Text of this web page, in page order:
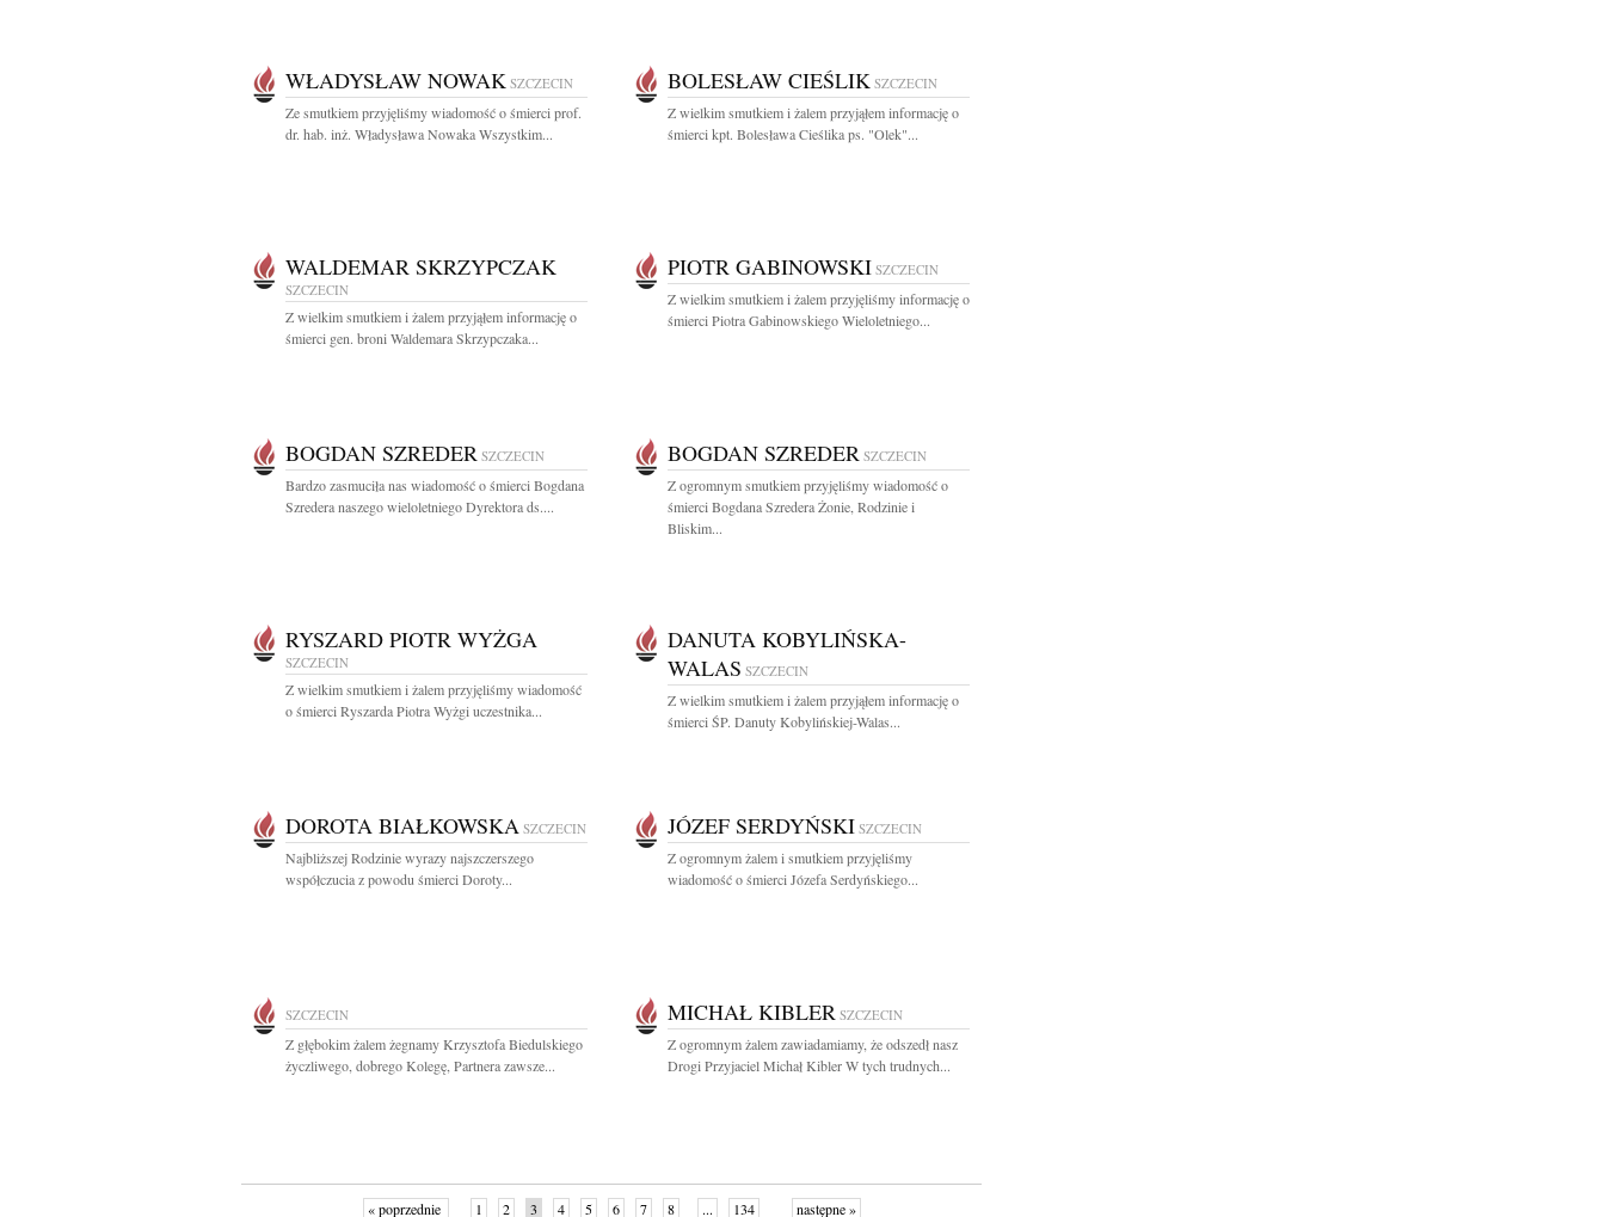
WŁADYSŁAW NOWAK SZCZECIN
Ze smutkiem przyjęliśmy wiadomość o śmierci prof.
dr. hab. inż. Władysława Nowaka Wszystkim...
BOLESŁAW CIEŚLIK SZCZECIN
Z wielkim smutkiem i żalem przyjąłem informację o
śmierci kpt. Bolesława Cieślika ps. "Olek"...
WALDEMAR SKRZYPCZAK
SZCZECIN
Z wielkim smutkiem i żalem przyjąłem informację o
śmierci gen. broni Waldemara Skrzypczaka...
PIOTR GABINOWSKI SZCZECIN
Z wielkim smutkiem i żalem przyjęliśmy informację o
śmierci Piotra Gabinowskiego Wieloletniego...
BOGDAN SZREDER SZCZECIN
Bardzo zasmuciła nas wiadomość o śmierci Bogdana
Szredera naszego wieloletniego Dyrektora ds....
BOGDAN SZREDER SZCZECIN
Z ogromnym smutkiem przyjęliśmy wiadomość o
śmierci Bogdana Szredera Żonie, Rodzinie i
Bliskim...
RYSZARD PIOTR WYŻGA
SZCZECIN
Z wielkim smutkiem i żalem przyjęliśmy wiadomość
o śmierci Ryszarda Piotra Wyżgi uczestnika...
DANUTA KOBYLIŃSKA-
WALAS SZCZECIN
Z wielkim smutkiem i żalem przyjąłem informację o
śmierci ŚP. Danuty Kobylińskiej-Walas...
DOROTA BIAŁKOWSKA SZCZECIN
Najbliższej Rodzinie wyrazy najszczerszego
współczucia z powodu śmierci Doroty...
JÓZEF SERDYŃSKI SZCZECIN
Z ogromnym żalem i smutkiem przyjęliśmy
wiadomość o śmierci Józefa Serdyńskiego...
SZCZECIN
Z głębokim żalem żegnamy Krzysztofa Biedulskiego
życzliwego, dobrego Kolegę, Partnera zawsze...
MICHAŁ KIBLER SZCZECIN
Z ogromnym żalem zawiadamiamy, że odszedł nasz
Drogi Przyjaciel Michał Kibler W tych trudnych...
« poprzednie 1 2 3 4 5 6 7 8 ... 134 następne »